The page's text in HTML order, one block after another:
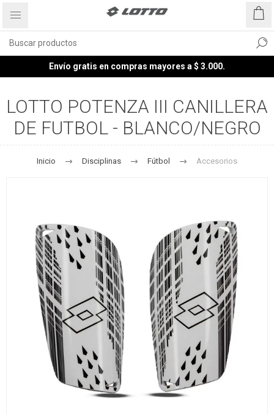
Envío gratis en compras mayores a $ 3.000.
LOTTO POTENZA III CANILLERA
DE FUTBOL - BLANCO/NEGRO
Inicio Disciplinas Fútbol Accesorios